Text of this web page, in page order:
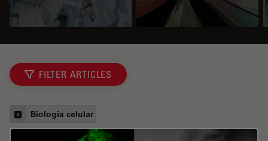
FILTER ARTICLES
Biologia celular